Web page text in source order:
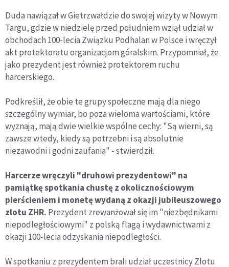
Duda nawiązał w Gietrzwałdzie do swojej wizyty w Nowym
Targu, gdzie w niedzielę przed południem wziął udział w
obchodach 100-lecia Związku Podhalan w Polsce i wręczył
akt protektoratu organizacjom góralskim. Przypomniał, że
jako prezydent jest również protektorem ruchu
harcerskiego.
Podkreślił, że obie te grupy społeczne mają dla niego
szczególny wymiar, bo poza wieloma wartościami, które
wyznają, mają dwie wielkie wspólne cechy: "Są wierni, są
zawsze wtedy, kiedy są potrzebni i są absolutnie
niezawodni i godni zaufania" - stwierdził.
Harcerze wręczyli "druhowi prezydentowi" na
pamiątkę spotkania chustę z okolicznościowym
pierścieniem i monetę wydaną z okazji jubileuszowego
zlotu ZHR. Prezydent zrewanżował się im "niezbędnikami
niepodległościowymi" z polską flagą i wydawnictwami z
okazji 100-lecia odzyskania niepodległości.
W spotkaniu z prezydentem brali udział uczestnicy Zlotu